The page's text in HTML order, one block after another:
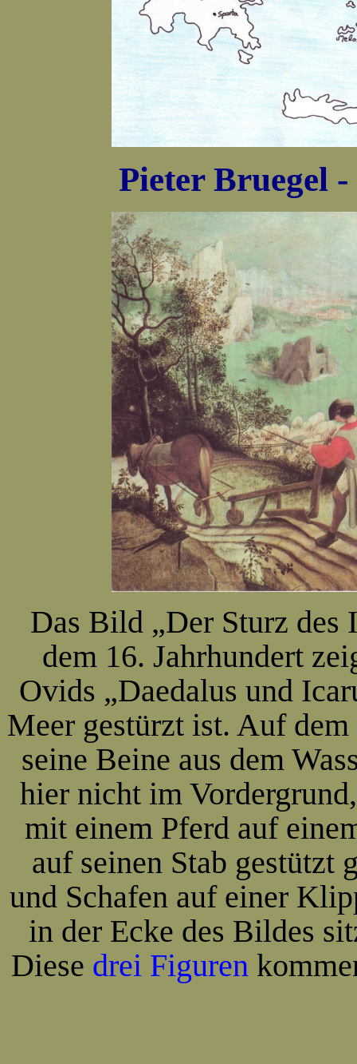
Pieter Bruegel
Das Bild „Der Sturz des
dem 16. Jahrhundert
Ovids „Daedalus und
Meer gestürzt ist. Auf
seine Beine aus dem
hier nicht im
mit einem Pferd auf
auf seinen Stab
und Schafen auf einer
in der Ecke des Bildes
Diese drei Figuren